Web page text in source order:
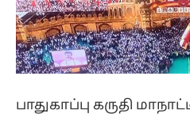
பாதுகாப்பு கருதி